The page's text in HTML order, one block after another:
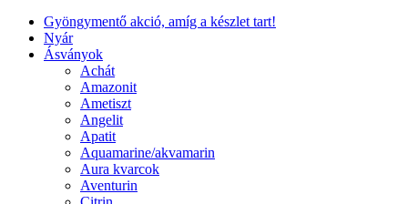
Gyöngymentő akció, amíg a készlet tart!
Nyár
Ásványok
Achát
Amazonit
Ametiszt
Angelit
Apatit
Aquamarine/akvamarin
Aura kvarcok
Aventurin